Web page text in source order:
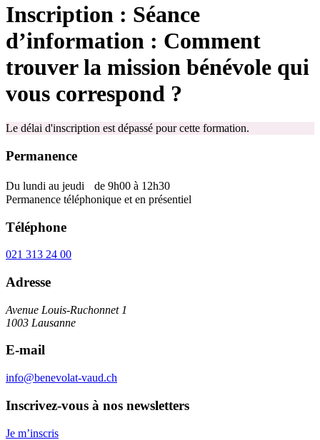
Inscription : Séance
d’information : Comment
trouver la mission bénévole qui
vous correspond ?
Le délai d'inscription est dépassé pour cette formation.
Permanence
Du lundi au jeudi de 9h00 à 12h30
Permanence téléphonique et en présentiel
Téléphone
021 313 24 00
Adresse
Avenue Louis-Ruchonnet 1
1003 Lausanne
E-mail
info@benevolat-vaud.ch
Inscrivez-vous à nos newsletters
Je m’inscris